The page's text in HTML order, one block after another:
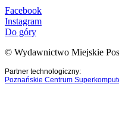
Facebook
Instagram
Do góry
© Wydawnictwo Miejskie
Partner technologiczny:
Poznańskie Centrum